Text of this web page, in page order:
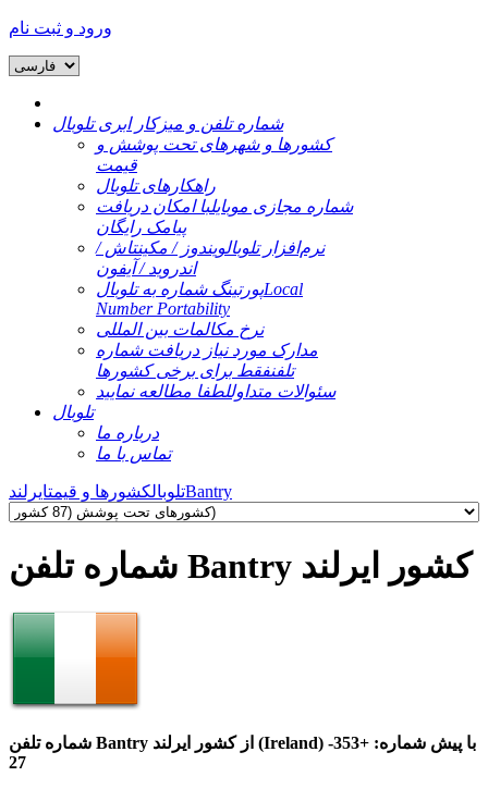
ورود و ثبت نام
شماره تلفن و میزکار ابری تلوبال
کشورها و شهرهای تحت پوشش و
قیمت
راهکارهای تلوبال
شماره مجازی موبایلبا امکان دریافت
پیامک رایگان
نرم‌افزار تلوبالویندوز / مکینتاش /
اندروید / آیفون
پورتینگ شماره به تلوبالLocal
Number Portability
نرخ مکالمات بین المللی
مدارک مورد نیاز دریافت شماره
تلفنفقط برای برخی کشورها
سئوالات متداوللطفا مطالعه نمایید
تلوبال
درباره ما
تماس با ما
تلوبالکشورها و قیمتایرلند Bantry
شماره تلفن Bantry کشور ایرلند
شماره تلفن Bantry از کشور ایرلند (Ireland) با پیش شماره:
+353-
27